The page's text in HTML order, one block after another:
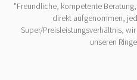
"Freundliche, kompetente
direkt aufgenommen,
Super/Preisleistungsverhältnis,
unseren